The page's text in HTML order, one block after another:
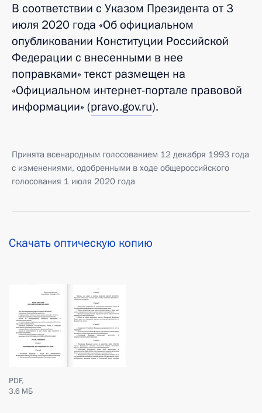
В соответствии с Указом Президента от 3
июля 2020 года «Об официальном
опубликовании Конституции Российской
Федерации с внесенными в нее
поправками» текст размещен на
«Официальном интернет-портале правовой
информации» (pravo.gov.ru).
Принята всенародным голосованием 12 декабря 1993 года
с изменениями, одобренными в ходе общероссийского
голосования 1 июля 2020 года
Скачать оптическую копию
PDF,
3.6 МБ